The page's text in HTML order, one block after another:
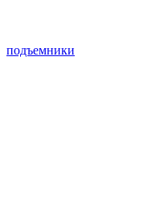
подъемники